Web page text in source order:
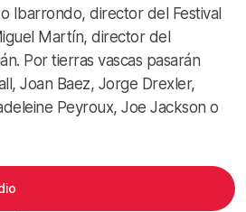
Ibarrondo, director del Festival
Martín, director del
Por tierras vascas pasarán
Joan Baez, Jorge Drexler,
Peyroux, Joe Jackson o